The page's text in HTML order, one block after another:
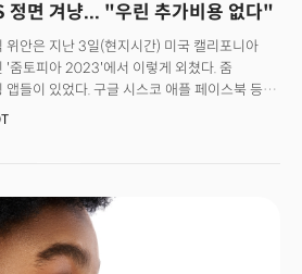
정면 겨냥... "우린 추가비용 없다"
위안은 지난 3일(현지시간) 미국 캘리포니아
'줌토피아 2023'에서 이렇게 외쳤다. 줌
들이 있었다. 구글 시스코 애플 페이스북 등
‘맛집’ 들이 2000년대 후반부터 화상채팅
지능 제품들을 이런 철학에 기반해 개발하고
능만 앞세우고 실제로는 ‘잘 안되는’ 생성형
쟁자들에 비해 제일 잘 고객들이 원하는 대로
제품을 만들겠다는 것이다.